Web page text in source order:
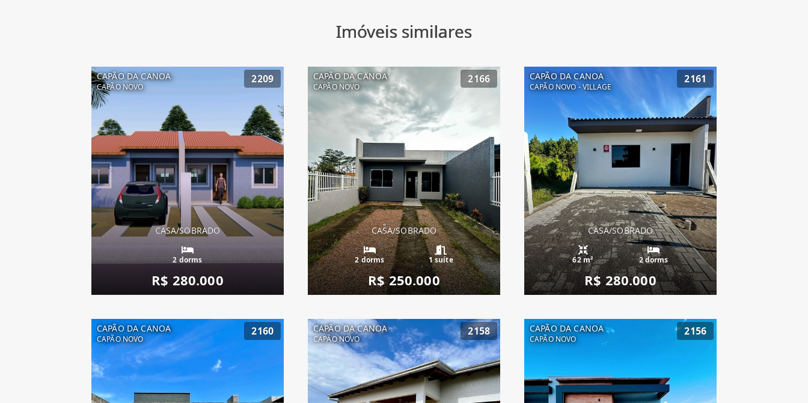
Imóveis similares
CAPÃO DA CANOA
CAPÃO NOVO
2209
CASA/SOBRADO
2 dorms
R$ 280.000
CAPÃO DA CANOA
CAPÃO NOVO
2166
CASA/SOBRADO
2 dorms 1 suíte
R$ 250.000
CAPÃO DA CANOA
CAPÃO NOVO - VILLAGE
2161
CASA/SOBRADO
62 m² 2 dorms
R$ 280.000
CAPÃO DA CANOA
CAPÃO NOVO
2160 CAPÃO DA CANOA
CAPÃO NOVO
2158 CAPÃO DA CANOA
CAPÃO NOVO
2156